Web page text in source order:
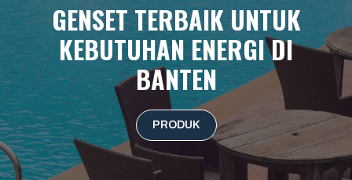
GENSET TERBAIK UNTUK
KEBUTUHAN ENERGI DI
BANTEN
PRODUK